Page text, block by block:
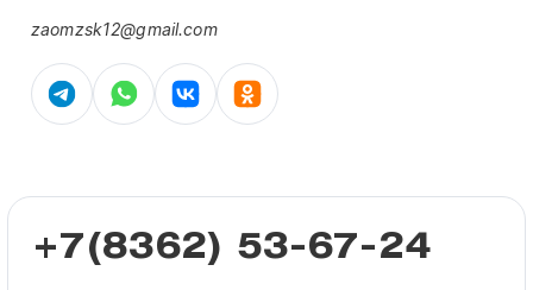
zaomzsk12@gmail.com
+7(8362) 53-67-24